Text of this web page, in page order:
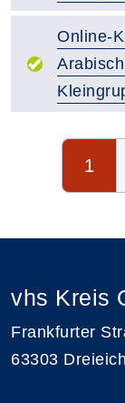
Online-
Seite 1 von 4
1
vhs Kreis
Frankfurter
63303 Dreieich